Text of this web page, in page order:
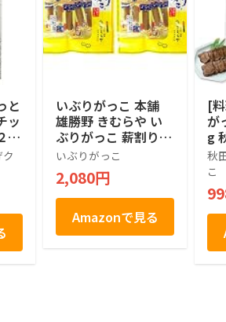
と
ッ
０
いぶりがっこ 本舗
雄勝野 きむらや い
ぶりがっこ 薪割り
おつまみ 秋田産 燻
製 たくあん 個包装 8
0g 2袋
いぶりがっこ
2,080円
Amazonで見る
[
が
g
つ
大
加
秋
こ